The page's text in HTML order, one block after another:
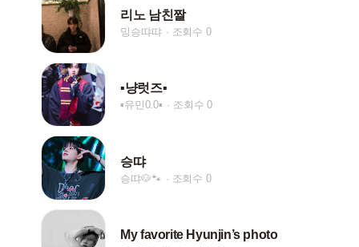
리노 남친짤
밍승땨땨 조회수 0
▪︎냥럿즈▪︎
▪︎유민0.0▪︎ 조회수 0
승땨
승땨🐶🐾 조회수 0
My favorite Hyunjin’s photo